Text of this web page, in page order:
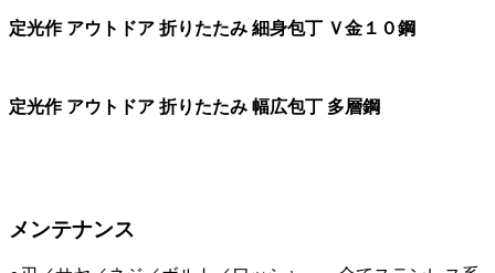
定光作 アウトドア 折りたたみ 細身包丁 Ｖ金１０鋼
定光作 アウトドア 折りたたみ 幅広包丁 多層鋼
メンテナンス